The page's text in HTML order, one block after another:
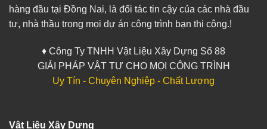
hàng đầu tại Đồng Nai, là đối tác tin cậy của các nhà đầu
tư, nhà thầu trong mọi dự án công trình bạn thi công.!
♦ Công Ty TNHH Vật Liệu Xây Dựng Số 88
GIẢI PHÁP VẬT TƯ CHO MỌI CÔNG TRÌNH
Uy Tín - Chuyên Nghiệp - Chất Lượng
Vật Liệu Xây Dựng